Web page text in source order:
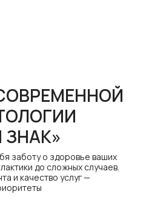
заботу о здоровье ваших
до сложных случаев.
и качество услуг —
ЗНАК»